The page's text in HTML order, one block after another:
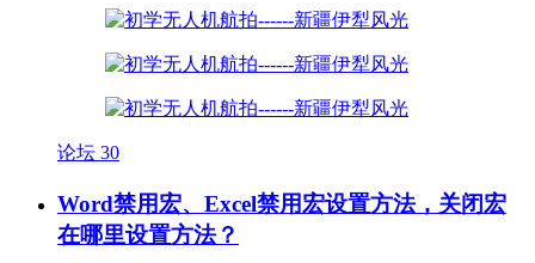
论坛 30
Word禁用宏、Excel禁用宏设置方法，关闭宏
在哪里设置方法？